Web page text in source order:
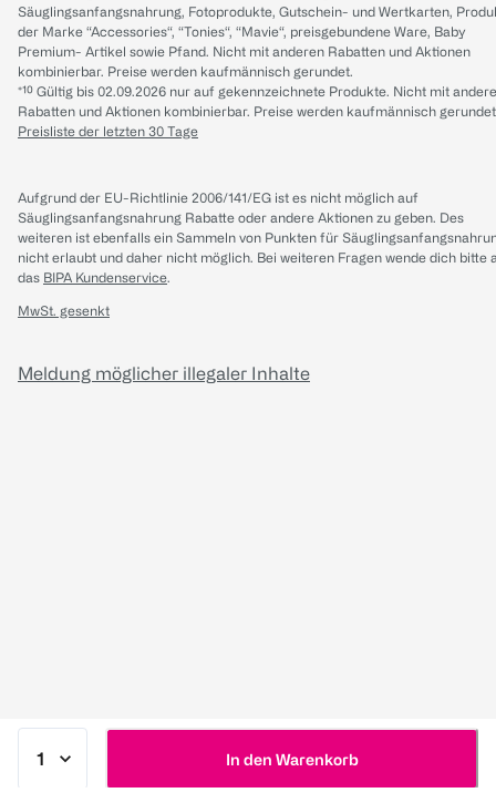
In den Warenkorb
Säuglingsanfangsnahrung, Fotoprodukte, Gutschein- und Wertkarten,
der Marke “Accessories“, “Tonies“, “Mavie“, preisgebundene Ware, Baby
Premium- Artikel sowie Pfand. Nicht mit anderen Rabatten und Aktionen
kombinierbar. Preise werden kaufmännisch gerundet.
*¹⁰ Gültig bis 02.09.2026 nur auf gekennzeichnete Produkte. Nicht mit
Rabatten und Aktionen kombinierbar. Preise werden kaufmännisch
Preisliste der letzten 30 Tage
Aufgrund der EU-Richtlinie 2006/141/EG ist es nicht möglich auf
Säuglingsanfangsnahrung Rabatte oder andere Aktionen zu geben. Des
weiteren ist ebenfalls ein Sammeln von Punkten für
nicht erlaubt und daher nicht möglich. Bei weiteren Fragen wende dich bitte
das BIPA Kundenservice.
MwSt. gesenkt
Meldung möglicher illegaler Inhalte